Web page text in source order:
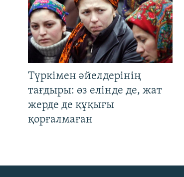
Түркімен әйелдерінің
тағдыры: өз елінде де, жат
жерде де құқығы
қорғалмаған